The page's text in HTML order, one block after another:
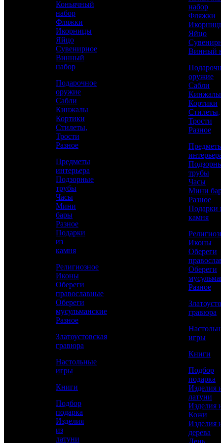
покрытием
Аристократ
Наборы разные
29 500 р.
Сравнить товар
Рассчитать доставку СДЭК
РАССЧИТАТЬ
Диаметр тарелки
Высота чашки
Токарные, Слесарные, Художественное
литье, Полировка, Рисовка кистью,
Гравирование по лаку, Травление,
Никелирование, Золочение
Коньячный
набор
Фляжки
Икорницы
Яйцо
Сувенирное
Винный
набор
Подарочное
оружие
Сабли
Кинжалы
Кортики
Стилеты,
Трости
Разное
Предметы
интерьера
Подзорные
трубы
Часы
Мини
бары
Разное
Подарки
из
камня
Религиозное
Иконы
Обереги
православные
Обереги
мусульманские
Разное
Златоустовская
гравюра
Настольные
игры
Книги
Подбор
подарка
Изделия
из
латуни
набор
Фляжки
Яйцо
Винный
оружие
Сабли
Кинжалы
Кортики
Стилеты,
Трости
Разное
трубы
Часы
Мини
Разное
Подарки
камня
Иконы
Обереги
Обереги
Разное
гравюра
игры
Книги
Подбор
подарка
Изделия
латуни
Изделия
Кожи
Изделия
дерева
День